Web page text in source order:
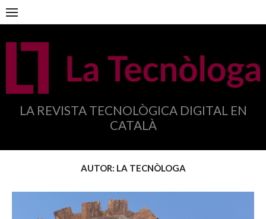
Anar
al
contingut
LA REVISTA TECNOLÒGICA DIGITAL EN
CATALÀ
AUTOR: LA TECNÒLOGA